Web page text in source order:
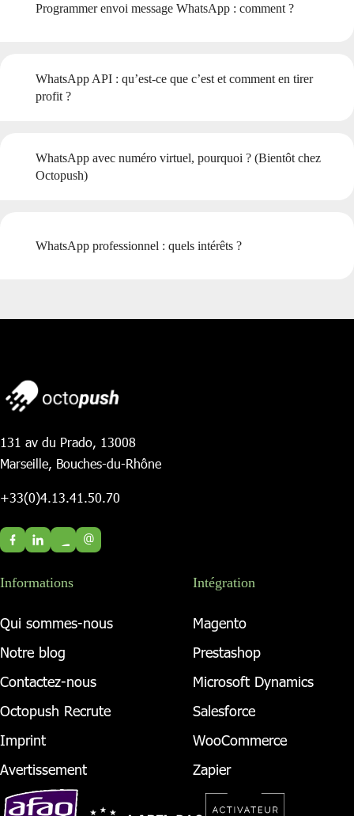
Programmer envoi message WhatsApp : comment ?
WhatsApp API : qu’est-ce que c’est et comment en tirer
profit ?
WhatsApp avec numéro virtuel, pourquoi ? (Bientôt chez
Octopush)
WhatsApp professionnel : quels intérêts ?
131 av du Prado, 13008
Marseille, Bouches-du-Rhône
+33(0)4.13.41.50.70
@
Informations
Qui sommes-nous
Notre blog
Contactez-nous
Octopush Recrute
Imprint
Avertissement
Intégration
Magento
Prestashop
Microsoft Dynamics
Salesforce
WooCommerce
Zapier